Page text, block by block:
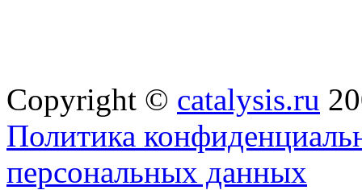
Copyright © catalysis.ru
Политика
персональных данных